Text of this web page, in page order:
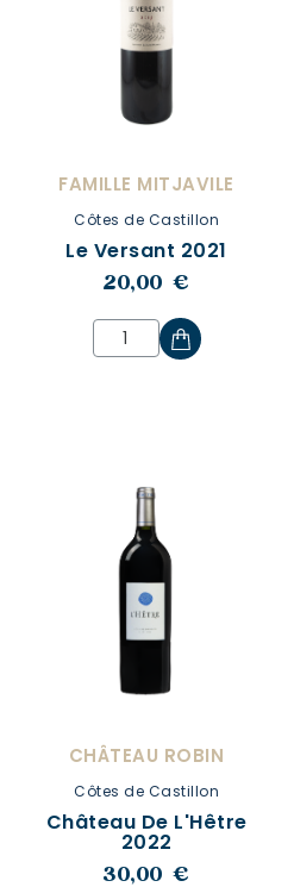
FAMILLE MITJAVILE
Côtes de Castillon
Le Versant 2021
20,00 €
CHÂTEAU ROBIN
Côtes de Castillon
Château De L'Hêtre
2022
30,00 €